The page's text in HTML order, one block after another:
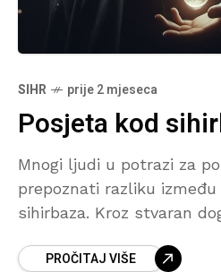
SIHR prije 2 mjeseca
Posjeta kod
Mnogi ljudi u potrazi za
prepoznati razliku
sihirbaza. Kroz stvaran
mogu prepoznati osobe
PROČITAJ VIŠE